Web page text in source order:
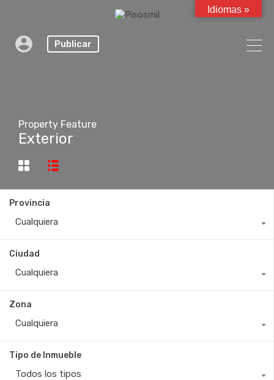
Publicar
Property Feature
Exterior
Provincia
Cualquiera
Ciudad
Cualquiera
Zona
Cualquiera
Tipo de Inmueble
Todos los tipos
Idiomas »